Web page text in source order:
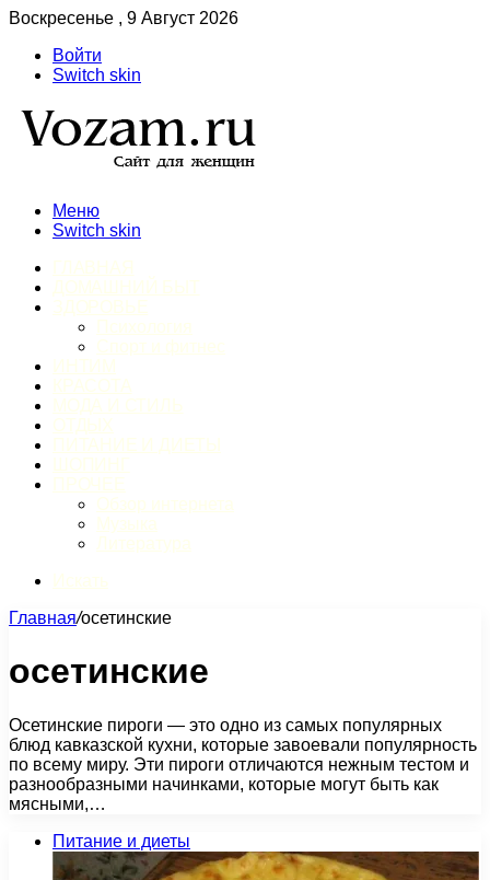
Воскресенье , 9 Август 2026
Войти
Switch skin
Меню
Switch skin
Главная/осетинские
осетинские
Осетинские пироги — это одно из самых популярных
блюд кавказской кухни, которые завоевали популярность
по всему миру. Эти пироги отличаются нежным тестом и
разнообразными начинками, которые могут быть как
мясными,…
Питание и диеты